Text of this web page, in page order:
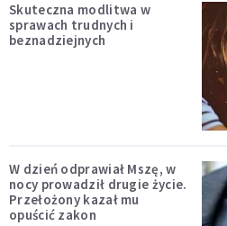
Skuteczna modlitwa w
sprawach trudnych i
beznadziejnych
W dzień odprawiał Mszę, w
nocy prowadził drugie życie.
Przełożony kazał mu
opuścić zakon